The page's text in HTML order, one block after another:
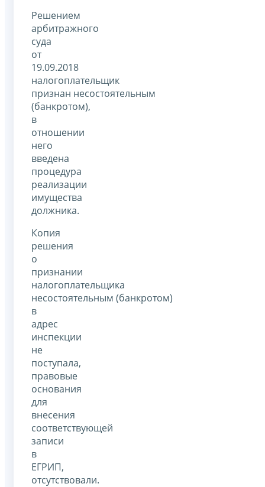
Решением
арбитражного
суда
от
19.09.2018
налогоплательщик
признан несостоятельным
(банкротом),
в
отношении
него
введена
процедура
реализации
имущества
должника.
Копия
решения
о
признании
налогоплательщика
несостоятельным (банкротом)
в
адрес
инспекции
не
поступала,
правовые
основания
для
внесения
соответствующей
записи
в
ЕГРИП,
отсутствовали.